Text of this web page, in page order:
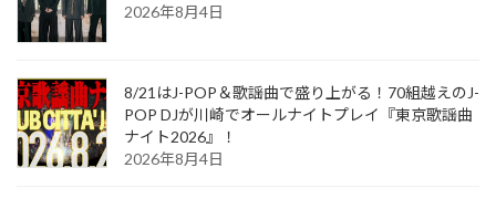
2026年8月4日
8/21はJ-POP＆歌謡曲で盛り上がる！70組越えのJ-
POP DJが川崎でオールナイトプレイ『東京歌謡曲
ナイト2026』！
2026年8月4日